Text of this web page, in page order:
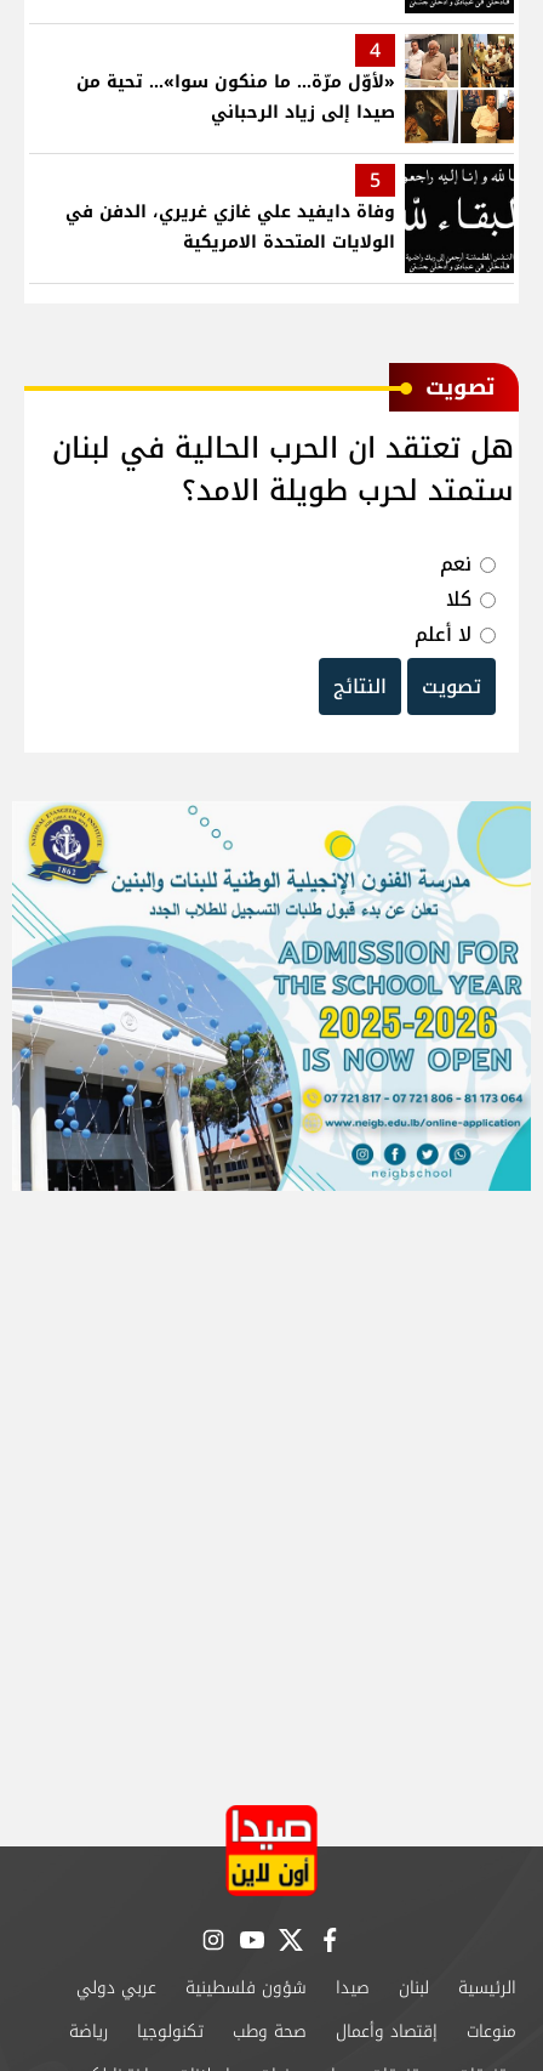
4
«لأوّل مرّة… ما منكون سوا»… تحية من
صيدا إلى زياد الرحباني
5
وفاة دايفيد علي غازي غريري، الدفن في
الولايات المتحدة الامريكية
ﺗﺼﻮﻳﺖ
هل تعتقد ان الحرب الحالية في لبنان
ستمتد لحرب طويلة الامد؟
نعم
كلا
لا أعلم
تصويت
النتائج
facebook
twitter
youtube
instagram
الرئيسية لبنان صيدا شؤون فلسطينية
عربي دولي
منوعات
إقتصاد وأعمال صحة وطب تكنولوجيا
رياضة